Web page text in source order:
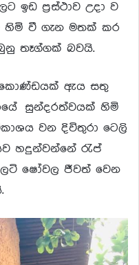
ඉඩ ප්‍ර‍ස්ථාව උදා ව
හිමි වී ගැන මතක් කර
තෑග්ගක් බවයි.
කොණ්ඩයක් ඇය සතු
සුන්දරත්වයක් හිමි
වන දිවිතුරා ටෙලි
හදුන්වන්නේ රැප්
ෂෝවල ජීවත් වෙන